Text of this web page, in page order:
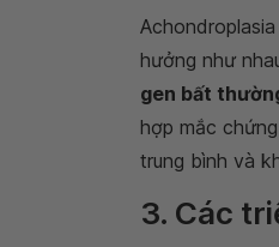
hưởng như
gen bất
hợp mắc
trung bình và
3. Các